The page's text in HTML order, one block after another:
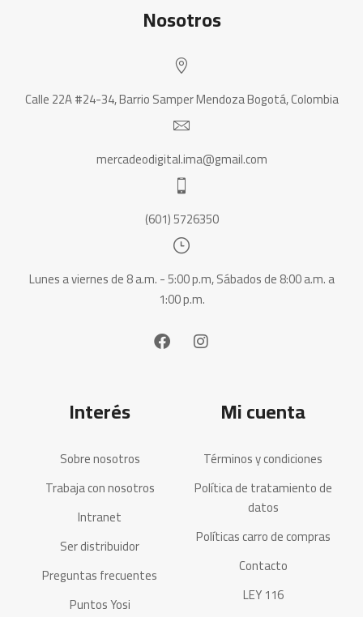
Nosotros
Calle 22A #24-34, Barrio Samper Mendoza Bogotá, Colombia
mercadeodigital.ima@gmail.com
(601) 5726350
Lunes a viernes de 8 a.m. - 5:00 p.m, Sábados de 8:00 a.m. a
1:00 p.m.
Interés
Sobre nosotros
Trabaja con nosotros
Intranet
Ser distribuidor
Preguntas frecuentes
Puntos Yosi
Mi cuenta
Términos y condiciones
Política de tratamiento de
datos
Políticas carro de compras
Contacto
LEY 116